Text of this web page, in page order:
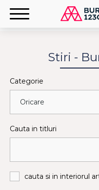
Stiri -
Categorie
Cauta in titluri
cauta si in interiorul